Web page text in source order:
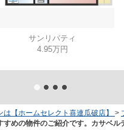
サンリバティ
4.95万円
【ホームセレクト喜連瓜破店】 >
めの物件のご紹介です。カサベ